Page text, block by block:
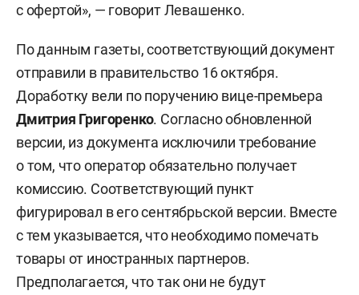
с офертой», — говорит Левашенко.
По данным газеты, соответствующий документ
отправили в правительство 16 октября.
Доработку вели по поручению вице-премьера
Дмитрия Григоренко. Согласно обновленной
версии, из документа исключили требование
о том, что оператор обязательно получает
комиссию. Соответствующий пункт
фигурировал в его сентябрьской версии. Вместе
с тем указывается, что необходимо помечать
товары от иностранных партнеров.
Предполагается, что так они не будут